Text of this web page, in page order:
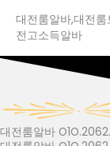
로
뛰
기
대전룸알바,대전
전고소득알바
대전룸알바